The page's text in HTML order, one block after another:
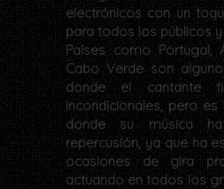
electrónicos con un
para todos los públicos
Países como Portugal,
Cabo Verde son
donde el cantante
incondicionales, pero
donde su música
repercusión, ya que ha
ocasiones de gira
actuando en todos los